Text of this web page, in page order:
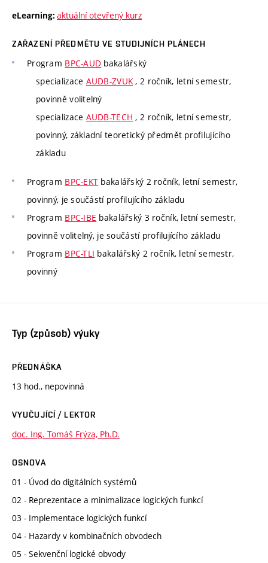
eLearning: aktuální otevřený kurz
ZAŘAZENÍ PŘEDMĚTU VE STUDIJNÍCH PLÁNECH
Program BPC-AUD bakalářský
specializace AUDB-ZVUK, 2 ročník, letní semestr,
povinně volitelný
specializace AUDB-TECH , 2 ročník, letní semestr,
povinný, základní teoretický předmět profilujícího
základu
Program BPC-EKT bakalářský 2 ročník, letní semestr,
povinný, je součástí profilujícího základu
Program BPC-IBE bakalářský 3 ročník, letní semestr,
povinně volitelný, je součástí profilujícího základu
Program BPC-TLI bakalářský 2 ročník, letní semestr,
povinný
Typ (způsob) výuky
PŘEDNÁŠKA
13 hod., nepovinná
VYUČUJÍCÍ / LEKTOR
doc. Ing. Tomáš Frýza, Ph.D.
OSNOVA
01 - Úvod do digitálních systémů
02 - Reprezentace a minimalizace logických funkcí
03 - Implementace logických funkcí
04 - Hazardy v kombinačních obvodech
05 - Sekvenční logické obvody